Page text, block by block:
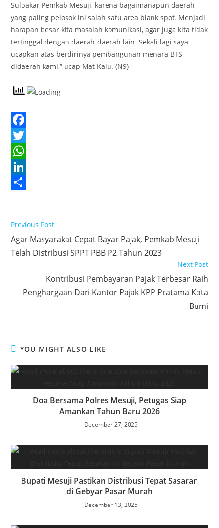
Sulpakar Pemkab Mesuji, karena bagaimanapun daerah
yang paling pelosok ini salah satu area blank spot. Menjadi
harapan besar kita masalah komunikasi, agar juga kita tidak
tertinggal dengan daerah-daerah lain. Sekali lagi saya
ucapkan atas berdirinya pembangunan menara BTS
didaerah kami,” ucap Mat Kalu. (N9)
F
a
c
e
o
k
T
w
e
r
W
h
s
A
L
k
e
a
r
Read
articles
Previous Post
Agar Masyarakat Cepat Bayar Pajak, Pemkab Mesuji
Telah Distribusi SPPT PBB P2 Tahun 2023
Next Post
Kontribusi Pembayaran Pajak Terbesar Raih
Penghargaan Dari Kantor Pajak KPP Pratama Kota
Bumi
YOU MIGHT ALSO LIKE
Doa Bersama Polres Mesuji, Petugas Siap
Amankan Tahun Baru 2026
December 27, 2025
Bupati Mesuji Pastikan Distribusi Tepat Sasaran
di Gebyar Pasar Murah
December 13, 2025